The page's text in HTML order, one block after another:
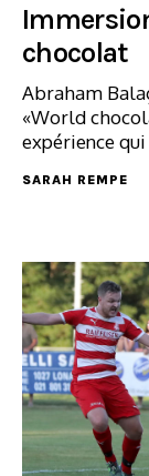
chocolat
Abraham
«World
expérience qui
SARAH REMPE